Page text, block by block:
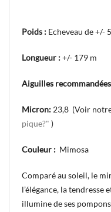
Poids : Echeveau de +/-
Longueur :+/- 179 m
Aiguilles
Micron: 23,8 (Voir
pique?" )
Couleur : Mimosa
Comparé au soleil, le
l’élégance, la tendresse
illumine de ses